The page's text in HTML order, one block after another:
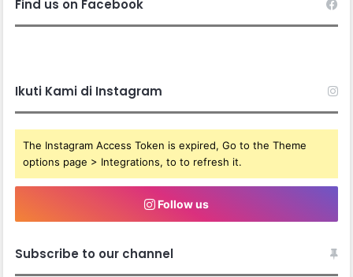
Find us on Facebook
Ikuti Kami di Instagram
The Instagram Access Token is expired, Go to the Theme
options page > Integrations, to to refresh it.
Follow us
Subscribe to our channel